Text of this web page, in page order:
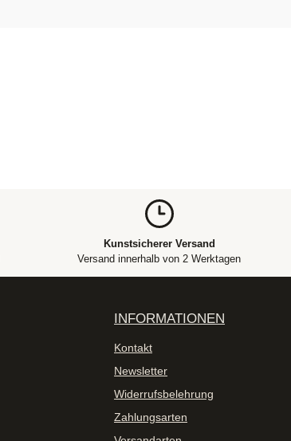
Kunstsicherer Versand
Versand innerhalb von 2 Werktagen
INFORMATIONEN
Kontakt
Newsletter
Widerrufsbelehrung
Zahlungsarten